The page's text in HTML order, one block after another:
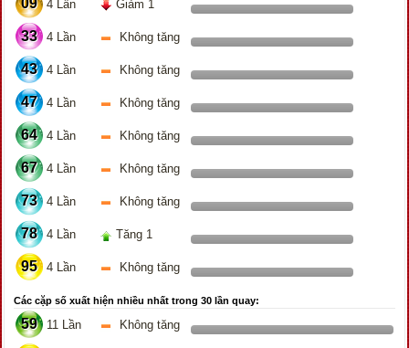
09 4 Lần Giảm 1
33 4 Lần Không tăng
43 4 Lần Không tăng
47 4 Lần Không tăng
64 4 Lần Không tăng
67 4 Lần Không tăng
73 4 Lần Không tăng
78 4 Lần Tăng 1
95 4 Lần Không tăng
Các cặp số xuất hiện nhiều nhất trong 30 lần quay:
59 11 Lần Không tăng